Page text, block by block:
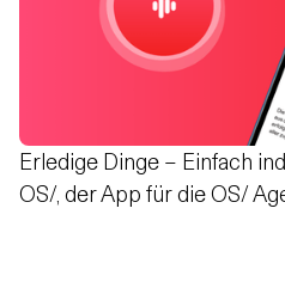
Erledige Dinge – Einfach
OS/, der App für die OS/